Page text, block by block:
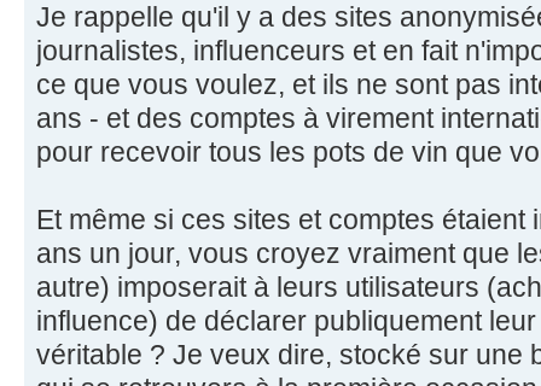
Je rappelle qu'il y a des sites
journalistes, influenceurs et en fait
ce que vous voulez, et ils ne sont pas
ans - et des comptes à virement
pour recevoir tous les pots de vin que
Et même si ces sites et comptes étaient
ans un jour, vous croyez vraiment que
autre) imposerait à leurs utilisateurs
influence) de déclarer publiquement
véritable ? Je veux dire, stocké sur une